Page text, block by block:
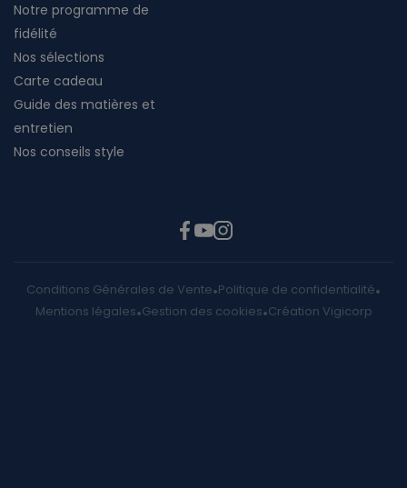
Notre programme de
fidélité
Nos sélections
Carte cadeau
Guide des matières et
entretien
Nos conseils style
Conditions Générales de Vente Politique de confidentialité
Mentions légales Gestion des cookies Création Vigicorp